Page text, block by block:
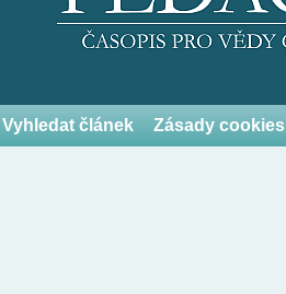
Vyhledat článek Zásady cookies